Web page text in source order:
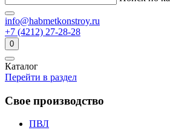
info@habmetkonstroy.ru
+7 (4212) 27-28-28
0
Каталог
Перейти в раздел
Свое производство
ПВЛ